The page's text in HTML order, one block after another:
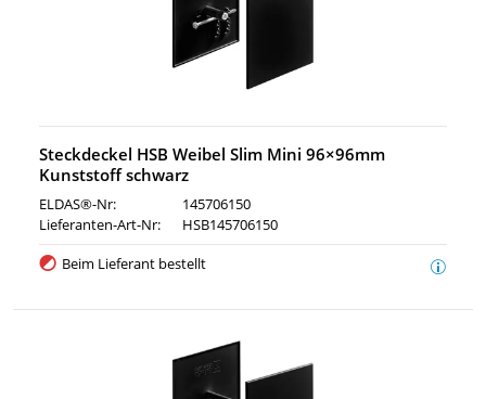
Steckdeckel HSB Weibel Slim Mini 96×96mm
Kunststoff schwarz
ELDAS®-Nr:
145706150
Lieferanten-Art-Nr:
HSB145706150
Beim Lieferant bestellt